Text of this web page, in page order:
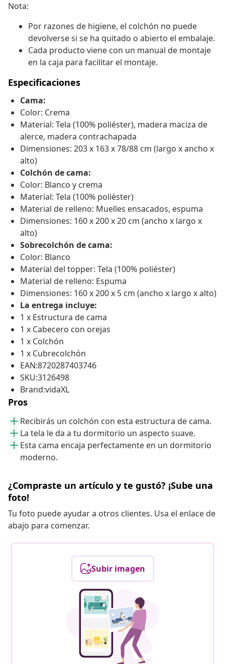
Nota:
Por razones de higiene, el colchón no puede
devolverse si se ha quitado o abierto el embalaje.
Cada producto viene con un manual de montaje
en la caja para facilitar el montaje.
Especificaciones
Cama:
Color: Crema
Material: Tela (100% poliéster), madera maciza de
alerce, madera contrachapada
Dimensiones: 203 x 163 x 78/88 cm (largo x ancho x
alto)
Colchón de cama:
Color: Blanco y crema
Material: Tela (100% poliéster)
Material de relleno: Muelles ensacados, espuma
Dimensiones: 160 x 200 x 20 cm (ancho x largo x
alto)
Sobrecolchón de cama:
Color: Blanco
Material del topper: Tela (100% poliéster)
Material de relleno: Espuma
Dimensiones: 160 x 200 x 5 cm (ancho x largo x alto)
La entrega incluye:
1 x Estructura de cama
1 x Cabecero con orejas
1 x Colchón
1 x Cubrecolchón
EAN:8720287403746
SKU:3126498
Brand:vidaXL
Pros
Recibirás un colchón con esta estructura de cama.
La tela le da a tu dormitorio un aspecto suave.
Esta cama encaja perfectamente en un dormitorio
moderno.
¿Compraste un artículo y te gustó? ¡Sube una
foto!
Tu foto puede ayudar a otros clientes. Usa el enlace de
abajo para comenzar.
Subir imagen